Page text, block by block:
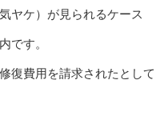
ヤケ）が見られるケース
です。
復費用を請求されたとして